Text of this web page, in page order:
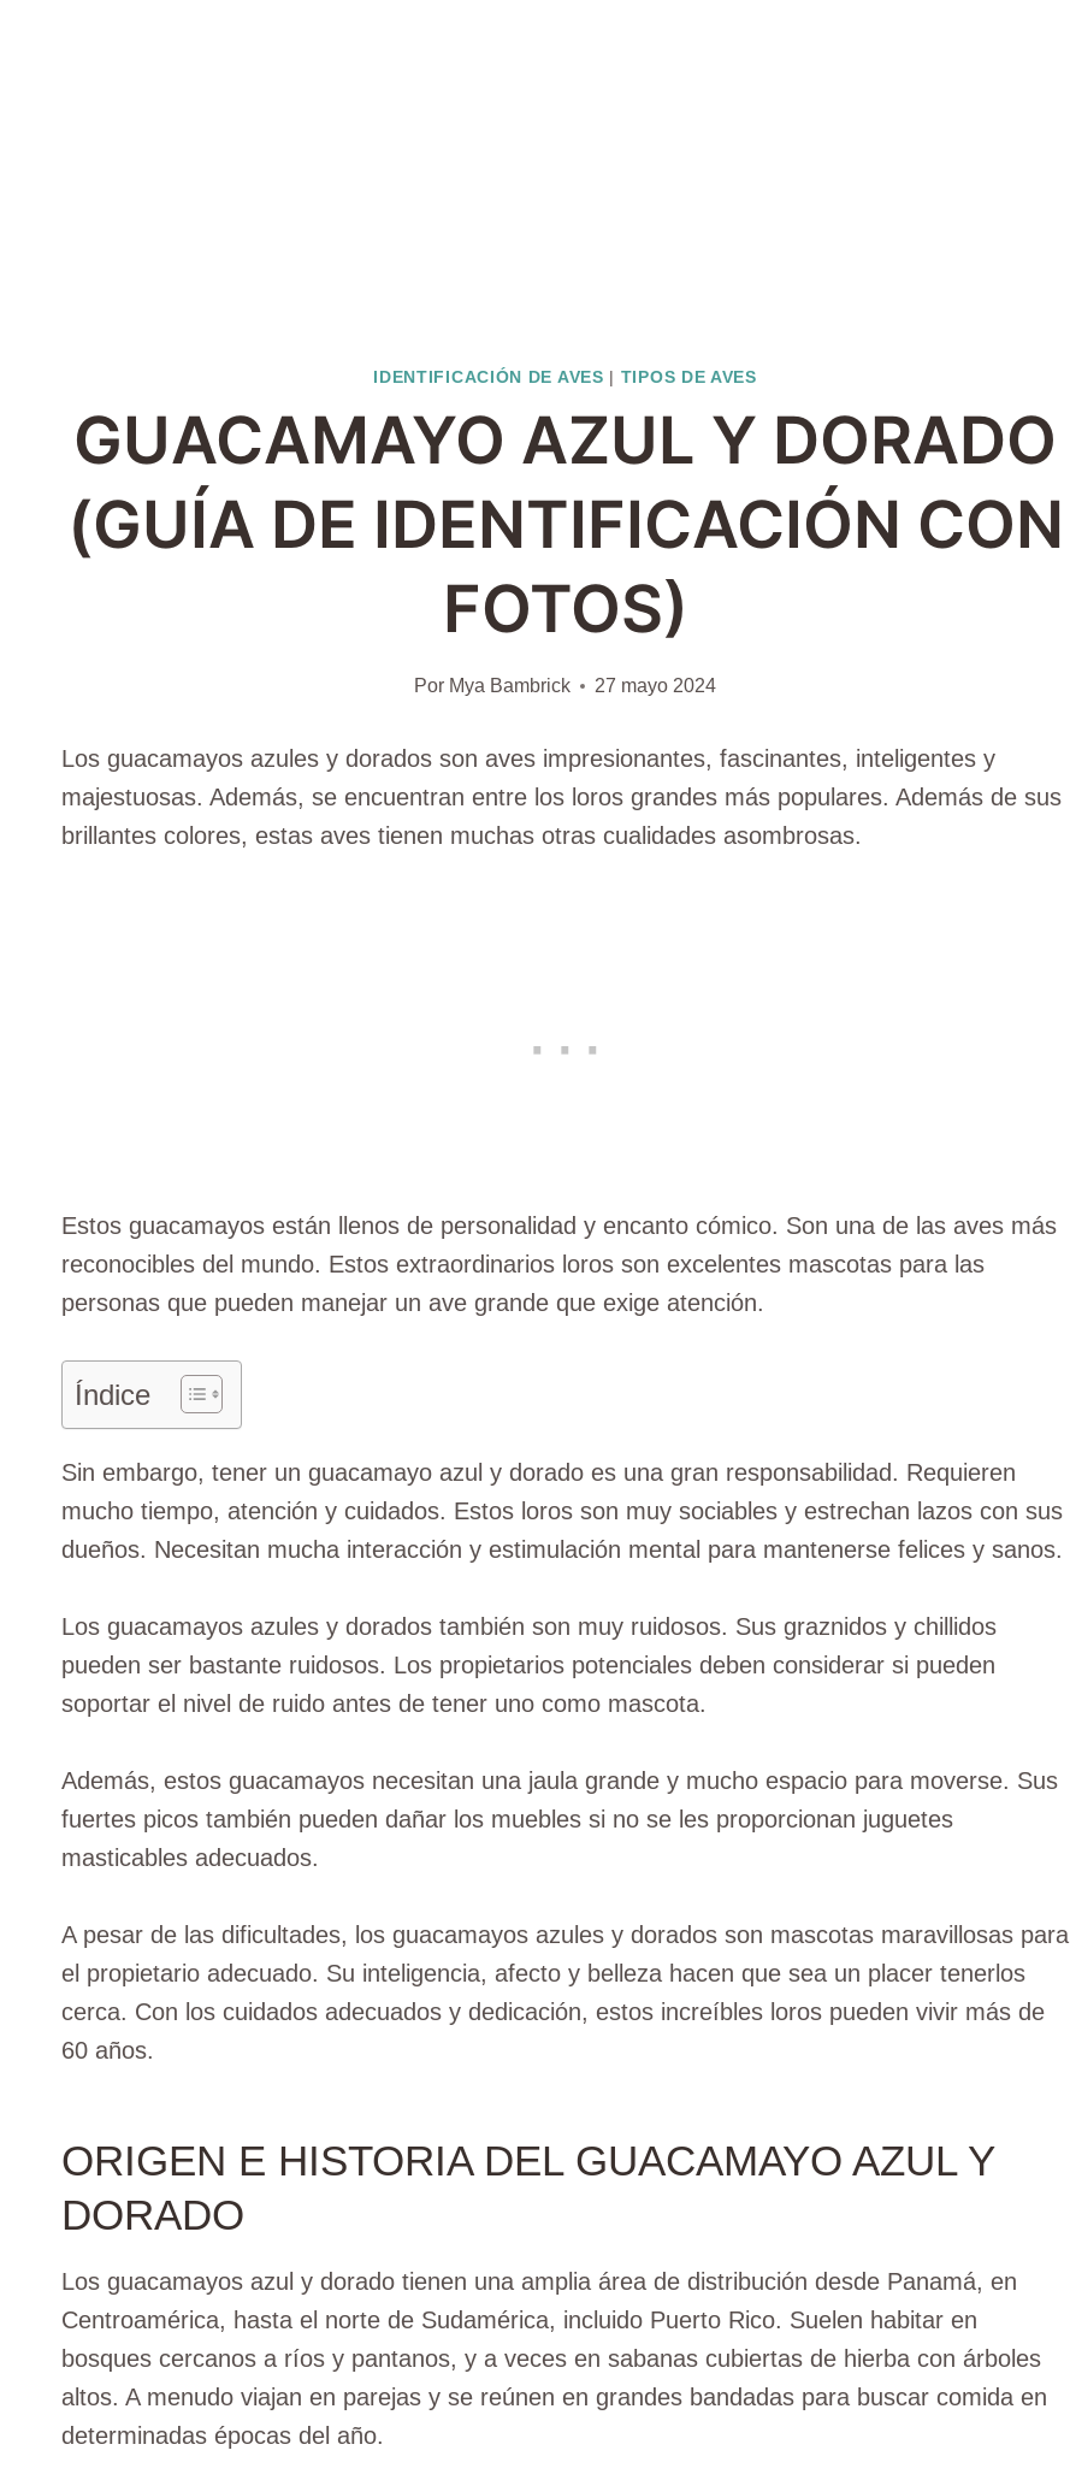
IDENTIFICACIÓN DE AVES | TIPOS DE AVES
GUACAMAYO AZUL Y DORADO
(GUÍA DE IDENTIFICACIÓN CON
FOTOS)
Por Mya Bambrick 27 mayo 2024
Los guacamayos azules y dorados son aves impresionantes, fascinantes, inteligentes y
majestuosas. Además, se encuentran entre los loros grandes más populares. Además de sus
brillantes colores, estas aves tienen muchas otras cualidades asombrosas.
Estos guacamayos están llenos de personalidad y encanto cómico. Son una de las aves más
reconocibles del mundo. Estos extraordinarios loros son excelentes mascotas para las
personas que pueden manejar un ave grande que exige atención.
Índice
Sin embargo, tener un guacamayo azul y dorado es una gran responsabilidad. Requieren
mucho tiempo, atención y cuidados. Estos loros son muy sociables y estrechan lazos con sus
dueños. Necesitan mucha interacción y estimulación mental para mantenerse felices y sanos.
Los guacamayos azules y dorados también son muy ruidosos. Sus graznidos y chillidos
pueden ser bastante ruidosos. Los propietarios potenciales deben considerar si pueden
soportar el nivel de ruido antes de tener uno como mascota.
Además, estos guacamayos necesitan una jaula grande y mucho espacio para moverse. Sus
fuertes picos también pueden dañar los muebles si no se les proporcionan juguetes
masticables adecuados.
A pesar de las dificultades, los guacamayos azules y dorados son mascotas maravillosas para
el propietario adecuado. Su inteligencia, afecto y belleza hacen que sea un placer tenerlos
cerca. Con los cuidados adecuados y dedicación, estos increíbles loros pueden vivir más de
60 años.
ORIGEN E HISTORIA DEL GUACAMAYO AZUL Y
DORADO
Los guacamayos azul y dorado tienen una amplia área de distribución desde Panamá, en
Centroamérica, hasta el norte de Sudamérica, incluido Puerto Rico. Suelen habitar en
bosques cercanos a ríos y pantanos, y a veces en sabanas cubiertas de hierba con árboles
altos. A menudo viajan en parejas y se reúnen en grandes bandadas para buscar comida en
determinadas épocas del año.